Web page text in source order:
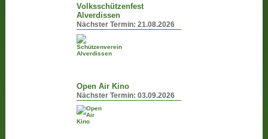
Volksschützenfest
Alverdissen
Nächster Termin:21.08.2026
Open Air Kino
Nächster Termin:03.09.2026